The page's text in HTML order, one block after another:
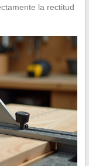
la rectitud